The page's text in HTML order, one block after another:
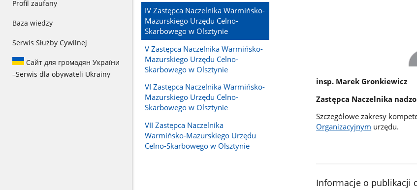
Profil zaufany
Baza wiedzy
Serwis Służby Cywilnej
Сайт для громадян України
–Serwis dla obywateli Ukrainy
IV Zastępca Naczelnika Warmińsko-
Mazurskiego Urzędu Celno-
Skarbowego w Olsztynie
V Zastępca Naczelnika Warmińsko-
Mazurskiego Urzędu Celno-
Skarbowego w Olsztynie
VI Zastępca Naczelnika Warmińsko-
Mazurskiego Urzędu Celno-
Skarbowego w Olsztynie
VII Zastępca Naczelnika
Warmińsko-Mazurskiego Urzędu
Celno-Skarbowego w Olsztynie
insp. Marek Gronkiewicz
Zastępca Naczelnika
Szczegółowe zakresy
Organizacyjnym urzędu.
Informacje o publikacji